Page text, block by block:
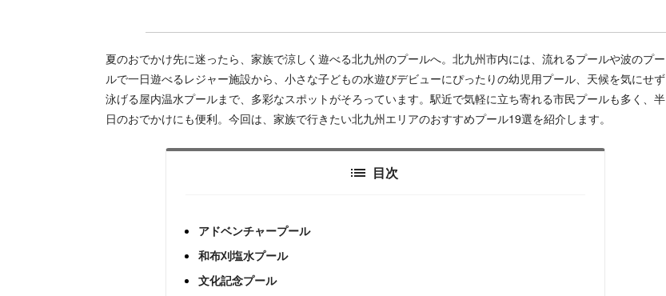
夏のおでかけ先に迷ったら、家族で涼しく遊べる北九州のプールへ。北九州市内には、流れるプールや波のプー
ルで一日遊べるレジャー施設から、小さな子どもの水遊びデビューにぴったりの幼児用プール、天候を気にせず
泳げる屋内温水プールまで、多彩なスポットがそろっています。駅近で気軽に立ち寄れる市民プールも多く、半
日のおでかけにも便利。今回は、家族で行きたい北九州エリアのおすすめプール19選を紹介します。
目次
アドベンチャープール
和布刈塩水プール
文化記念プール